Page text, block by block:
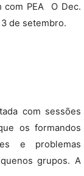
PEA  O Dec.
de setembro.
com sessões
os formandos
e problemas
grupos. A